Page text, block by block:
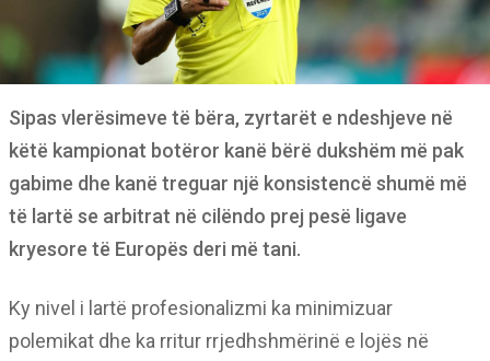
Sipas vlerësimeve të bëra, zyrtarët e ndeshjeve në
këtë kampionat botëror kanë bërë dukshëm më pak
gabime dhe kanë treguar një konsistencë shumë më
të lartë se arbitrat në cilëndo prej pesë ligave
kryesore të Europës deri më tani.
Ky nivel i lartë profesionalizmi ka minimizuar
polemikat dhe ka rritur rrjedhshmërinë e lojës në